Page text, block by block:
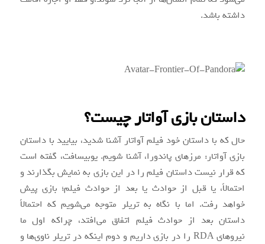
داشته باشد.
داستان بازی آواتار چیست؟
حال که با داستان خود فیلم آواتار آشنا شدید، بیایید با داستان
بازی آواتار: مرزهای پاندورا، آشنا شویم. یوبیسافت، گفته است
که قرار نیست داستان فیلم را در این بازی به نمایش بگذارند و
احتمالاً، یا قبل از حوادث یا بعد از حوادث فیلم؛ بازی پیش
خواهد رفت. اما با نگاه به تریلر متوجه می‌شویم که احتمالاً
داستان بعد از حوادث فیلم اتفاق می‌افتد، چراکه اول ما
نیروهای RDA را در بازی داریم و دوم اینکه در تریلر ناوی‌ها و